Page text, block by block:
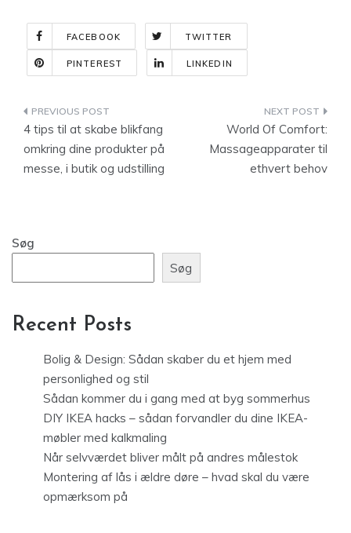
FACEBOOK TWITTER
PINTEREST LINKEDIN
Indlægsnavigation
4 tips til at skabe blikfang
omkring dine produkter på
messe, i butik og udstilling
World Of Comfort:
Massageapparater til
ethvert behov
Søg
Søg
Recent Posts
Bolig & Design: Sådan skaber du et hjem med
personlighed og stil
Sådan kommer du i gang med at byg sommerhus
DIY IKEA hacks – sådan forvandler du dine IKEA-
møbler med kalkmaling
Når selvværdet bliver målt på andres målestok
Montering af lås i ældre døre – hvad skal du være
opmærksom på